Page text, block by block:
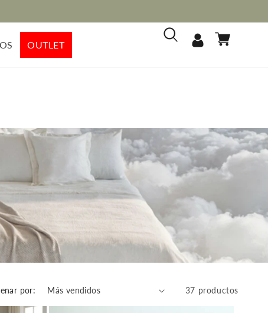
OUTLET
Iniciar
Carrito
por: 37 productos